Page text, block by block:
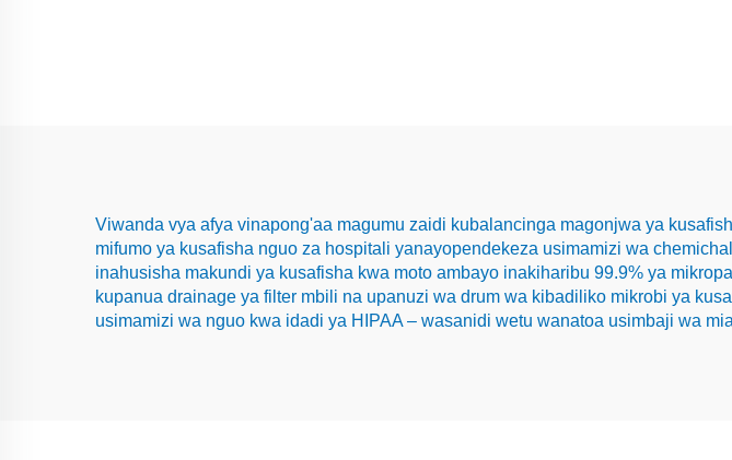
Viwanda vya afya vinapong'aa magumu zaidi kubalancinga magonjwa ya
mifumo ya kusafisha nguo za hospitali yanayopendekeza usimamizi wa
inahusisha makundi ya kusafisha kwa moto ambayo inakiharibu 99.9% ya
kupanua drainage ya filter mbili na upanuzi wa drum wa kibadiliko mikrobi ya
usimamizi wa nguo kwa idadi ya HIPAA – wasanidi wetu wanatoa usimbaji wa